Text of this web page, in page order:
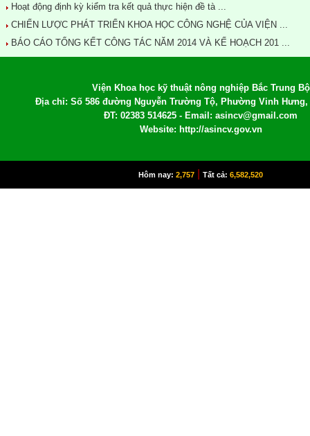
Hoạt động định kỳ kiểm tra kết quả thực hiện đề tà ...
CHIẾN LƯỢC PHÁT TRIỂN KHOA HỌC CÔNG NGHỆ CỦA VIỆN ...
BÁO CÁO TỔNG KẾT CÔNG TÁC NĂM 2014 VÀ KẾ HOẠCH 201 ...
Viện Khoa học kỹ thuật nông nghiệp Bắc Trung Bộ
Địa chỉ: Số 586 đường Nguyễn Trường Tộ, Phường Vinh Hưng,
ĐT: 02383 514625 - Email: asincv@gmail.com
Website: http://asincv.gov.vn
Hôm nay: 2,757 Tất cả: 6,582,520